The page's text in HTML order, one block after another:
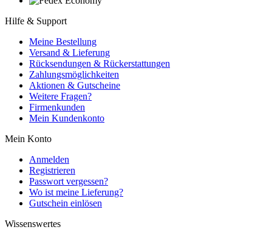
Hilfe & Support
Meine Bestellung
Versand & Lieferung
Rücksendungen & Rückerstattungen
Zahlungsmöglichkeiten
Aktionen & Gutscheine
Weitere Fragen?
Firmenkunden
Mein Kundenkonto
Mein Konto
Anmelden
Registrieren
Passwort vergessen?
Wo ist meine Lieferung?
Gutschein einlösen
Wissenswertes